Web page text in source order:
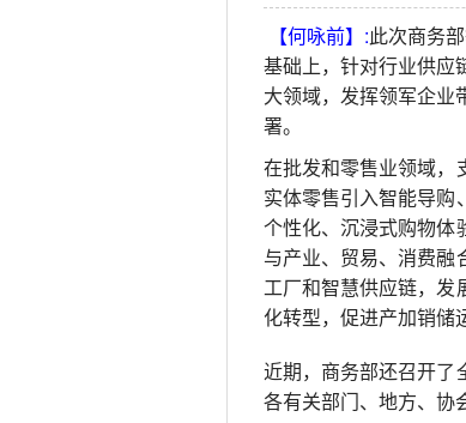
【何咏前】:此次商务
基础上，针对行业供应
大领域，发挥领军企业
署。
在批发和零售业领域，
实体零售引入智能导
个性化、沉浸式购物体
与产业、贸易、消费
工厂和智慧供应链，发
化转型，促进产加销储
近期，商务部还召开了
各有关部门、地方、协